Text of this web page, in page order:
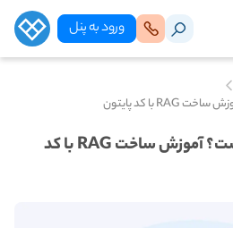
ورود‌ به‌ پنل
راهنمای کامل RAG چیست؟ آموزش ساخت RAG با کد